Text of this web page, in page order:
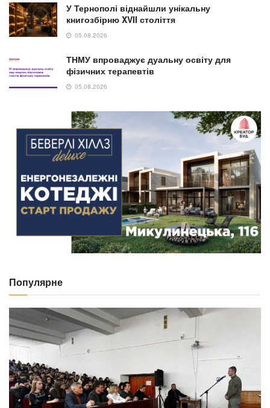
У Тернополі віднайшли унікальну
книгозбірню XVII століття
05.08.2026
ТНМУ впроваджує дуальну освіту для
фізичних терапевтів
05.08.2026
Популярне